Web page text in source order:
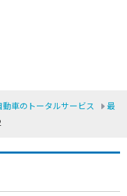
車のトータルサービス
最